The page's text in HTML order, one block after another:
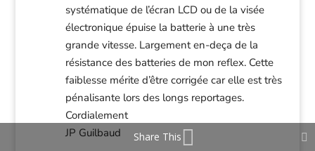
systématique de l’écran LCD ou de la visée
électronique épuise la batterie à une très
grande vitesse. Largement en-deça de la
résistance des batteries de mon reflex. Cette
faiblesse mérite d’être corrigée car elle est très
pénalisante lors des longs reportages.
Cordialement
JP Guilbaud
Share This